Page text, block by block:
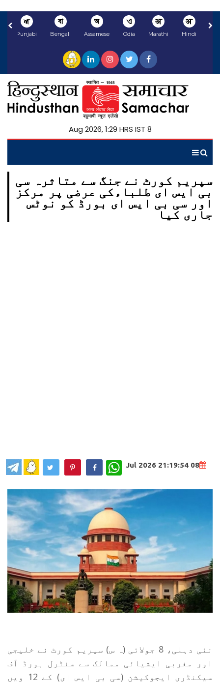
अ
Hindi
अ
Marathi
ଏ
Odia
অ
Assamese
বা
Bengali
ਅ
Punjabi
8 Aug 2026, 1:29 HRS IST
سپریم کورٹ نے جنگ سے متاثرہ سی
بی ایس ای طلباءکی عرضی پر مرکز
اور سی بی ایس ای بورڈ کو نوٹس
جاری کیا
08 Jul 2026 21:19:54
WhatsApp
نئی دہلی، 8 جولائی (ہ س) سپریم کورٹ نے خلیجی
اور مغربی ایشیائی ممالک سے سنٹرل بورڈ آف
سیکنڈری ایجوکیشن (سی بی ایس ای) کے 12 ویں